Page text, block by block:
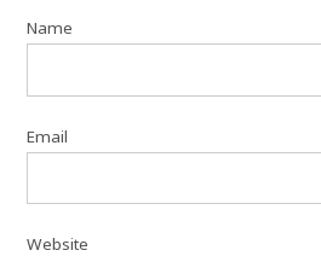
Name
Email
Website